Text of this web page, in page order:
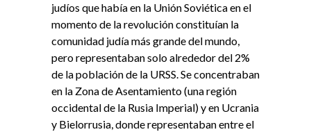
judíos que había en la Unión Soviética en el
momento de la revolución constituían la
comunidad judía más grande del mundo,
pero representaban solo alrededor del 2%
de la población de la URSS. Se concentraban
en la Zona de Asentamiento (una región
occidental de la Rusia Imperial) y en Ucrania
y Bielorrusia, donde representaban entre el